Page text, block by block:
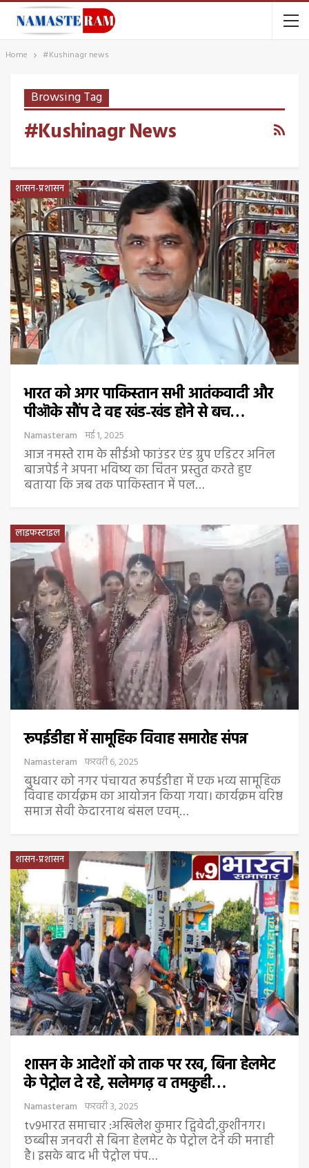
Home #Kushinagr news
Browsing Tag
#Kushinagr News
शासन-प्रशासन
भारत को अगर पाकिस्तान सभी आतंकवादी और
पीऒके सौंप दे वह खंड-खंड होने से बच…
Namasteram मई 1, 2025
आज नमस्ते राम के सीईओ फाउंडर एंड ग्रुप एडिटर अनिल
बाजपेई ने अपना भविष्य का चिंतन प्रस्तुत करते हुए
बताया कि जब तक पाकिस्तान में पल…
लाइफस्टाइल
रूपईडीहा में सामूहिक विवाह समारोह संपन्न
Namasteram फरवरी 6, 2025
बुधवार को नगर पंचायत रूपईडीहा में एक भव्य सामूहिक
विवाह कार्यक्रम का आयोजन किया गया। कार्यक्रम वरिष्ठ
समाज सेवी केदारनाथ बंसल एवम्…
शासन-प्रशासन
शासन के आदेशों को ताक पर रख, बिना हेलमेट
के पेट्रोल दे रहे, सलेमगढ़ व तमकुही…
Namasteram फरवरी 3, 2025
tv9भारत समाचार :अखिलेश कुमार द्विवेदी,कुशीनगर।
छब्बीस जनवरी से बिना हेलमेट के पेट्रोल देने की मनाही
है। इसके बाद भी पेट्रोल पंप…